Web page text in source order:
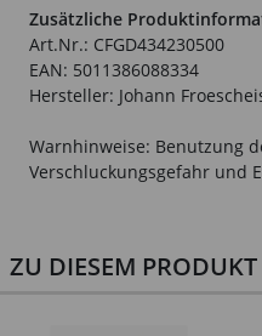
Zusätzliche
Art.Nr.: CFGD434230500
EAN: 5011386088334
Hersteller: Johann
Warnhinweise: Benutzung
Verschluckungsgefahr und
ZU DIESEM PRODUKT